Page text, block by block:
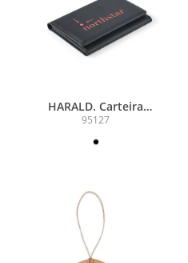
HARALD. Carteira
magnética em PU de
bloqueio RFID
95127